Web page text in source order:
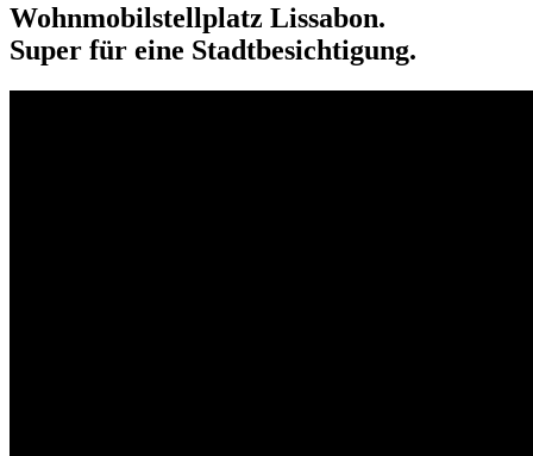
Wohnmobilstellplatz Lissabon.
Super für eine Stadtbesichtigung.